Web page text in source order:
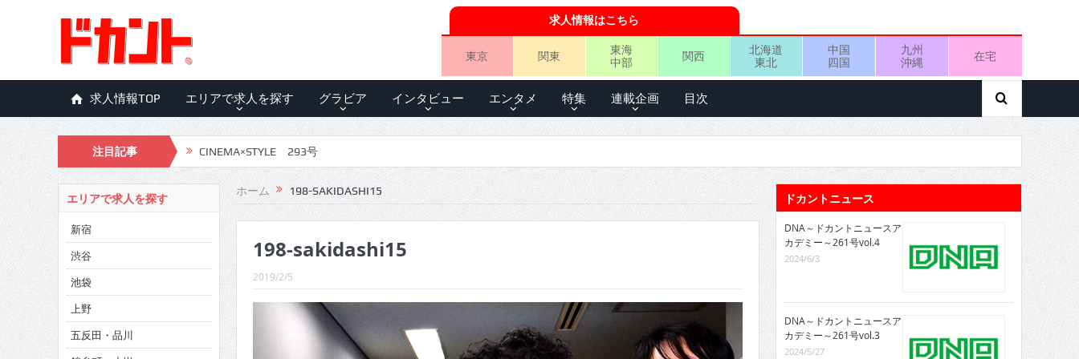
求人情報はこちら
東京 関東
東海
中部
関西
北海道
東北
中国
四国
九州
沖縄
在宅
求人情報TOP エリアで求人を探す グラビア インタビュー エンタメ 特集 連載企画 目次
注目記事
CINEMA×STYLE 293号
CINEMA×STYLE 292号
CINEMA×STYLE 291号
CINEMA×STYLE 290号
CINEMA×STYLE 289号
CINEMA×STYLE 288号
CINEMA×STYLE 287号
CINEMA×STYLE 286号
ホーム 198-SAKIDASHI15
198-sakidashi15
2019/2/5
エリアで求人を探す
新宿
渋谷
池袋
上野
五反田・品川
ドカントニュース
DNA～ドカントニュースア
カデミー～261号vol.4
2024/6/3
DNA～ドカントニュースア
カデミー～261号vol.3
2024/5/27